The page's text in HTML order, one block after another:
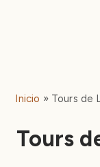
Inicio Tours de
Tours